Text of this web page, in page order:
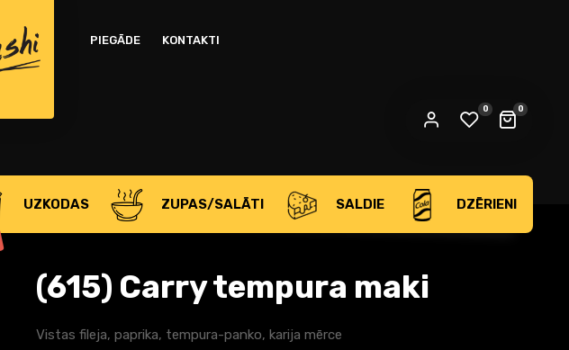
PIEGĀDE KONTAKTI
0
0
šajā vietnē, pārvaldītu piekļuvi savam kontam un citiem
.
UZKODAS ZUPAS/SALĀTI SALDIE DZĒRIENI
(615) Carry tempura maki
Vistas fileja, paprika, tempura-panko, karija mērce